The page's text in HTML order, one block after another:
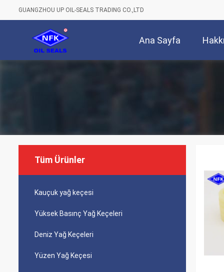
GUANGZHOU UP OIL-SEALS TRADING CO.,LTD
Ana Sayfa
Tüm Ürünler
Kauçuk yağ keçesi
Yüksek Basınç Yağ Keçeleri
Deniz Yağ Keçeleri
Yüzen Yağ Keçesi